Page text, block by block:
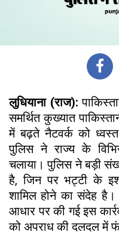
लुधियाना (राज):
समर्थित कुख्यात
में बढ़ते नैटवर्क को
पुलिस ने राज्य के
चलाया। पुलिस ने बड़ी
है, जिन पर भट्टी के
शामिल होने का संदेह
आधार पर की गई इस
को अपराध की दलदल में